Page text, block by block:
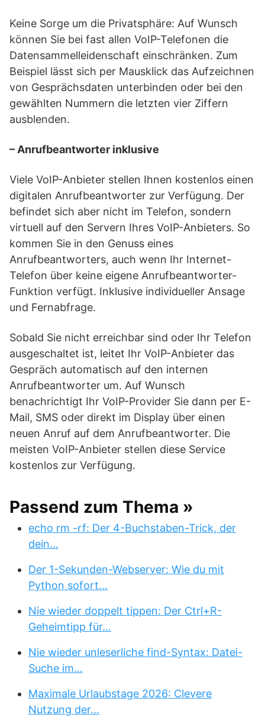
Keine Sorge um die Privatsphäre: Auf Wunsch
können Sie bei fast allen VoIP-Telefonen die
Datensammelleidenschaft einschränken. Zum
Beispiel lässt sich per Mausklick das Aufzeichnen
von Gesprächsdaten unterbinden oder bei den
gewählten Nummern die letzten vier Ziffern
ausblenden.
– Anrufbeantworter inklusive
Viele VoIP-Anbieter stellen Ihnen kostenlos einen
digitalen Anrufbeantworter zur Verfügung. Der
befindet sich aber nicht im Telefon, sondern
virtuell auf den Servern Ihres VoIP-Anbieters. So
kommen Sie in den Genuss eines
Anrufbeantworters, auch wenn Ihr Internet-
Telefon über keine eigene Anrufbeantworter-
Funktion verfügt. Inklusive individueller Ansage
und Fernabfrage.
Sobald Sie nicht erreichbar sind oder Ihr Telefon
ausgeschaltet ist, leitet Ihr VoIP-Anbieter das
Gespräch automatisch auf den internen
Anrufbeantworter um. Auf Wunsch
benachrichtigt Ihr VoIP-Provider Sie dann per E-
Mail, SMS oder direkt im Display über einen
neuen Anruf auf dem Anrufbeantworter. Die
meisten VoIP-Anbieter stellen diese Service
kostenlos zur Verfügung.
Passend zum Thema »
echo rm -rf: Der 4-Buchstaben-Trick, der
dein…
Der 1-Sekunden-Webserver: Wie du mit
Python sofort…
Nie wieder doppelt tippen: Der Ctrl+R-
Geheimtipp für…
Nie wieder unleserliche find-Syntax: Datei-
Suche im…
Maximale Urlaubstage 2026: Clevere
Nutzung der…